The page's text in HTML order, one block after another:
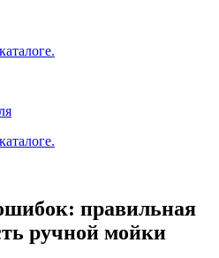
правильная
ручной мойки